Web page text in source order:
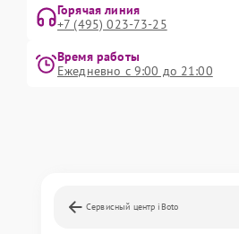
Горячая линия
+7 (495) 023-73-25
Время работы
Ежедневно с 9:00 до 21:00
Сервисный центр iBoto